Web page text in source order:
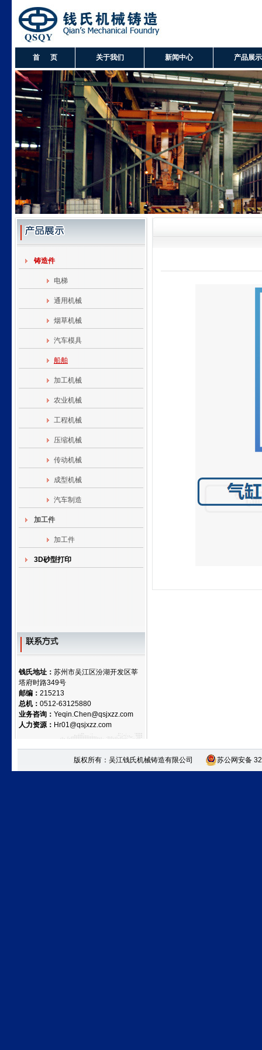
首 页 关于我们 新闻中心 产品展示
铸造件
电梯
通用机械
烟草机械
汽车模具
船舶
加工机械
农业机械
工程机械
压缩机械
传动机械
成型机械
汽车制造
加工件
加工件
3D砂型打印
钱氏地址： 苏州市吴江区汾湖开发区莘
塔府时路349号
邮编： 215213
总机： 0512-63125880
业务咨询： Yeqin.Chen@qsjxzz.com
人力资源： Hr01@qsjxzz.com
版权所有：吴江钱氏机械铸造有限公司 苏公网安备